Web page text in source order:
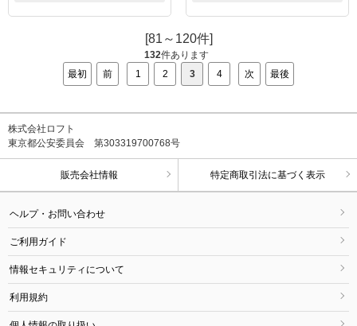
[81～120件]
132件あります
最初
前 1 2 3 4 次 最後
株式会社ロフト
東京都公安委員会 第303319700768号
販売会社情報 特定商取引法に基づく表示
ヘルプ・お問い合わせ
ご利用ガイド
情報セキュリティについて
利用規約